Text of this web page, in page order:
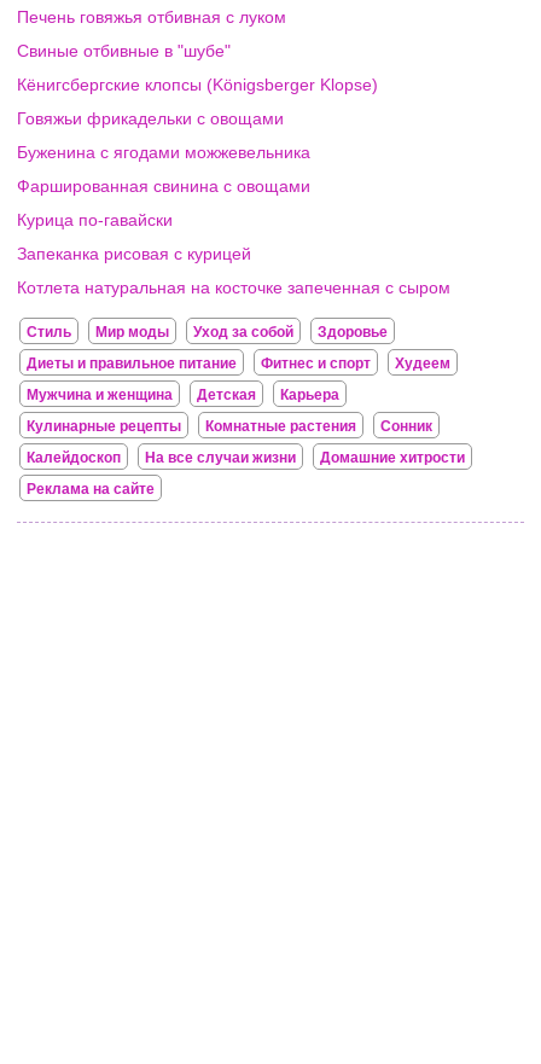
Печень говяжья отбивная с луком
Свиные отбивные в "шубе"
Кёнигсбергские клопсы (Königsberger Klopse)
Говяжьи фрикадельки с овощами
Буженина с ягодами можжевельника
Фаршированная свинина с овощами
Курица по-гавайски
Запеканка рисовая с курицей
Котлета натуральная на косточке запеченная с сыром
Стиль Мир моды Уход за собой
Здоровье
Диеты и правильное питание
Фитнес и спорт
Худеем
Мужчина и женщина
Детская
Карьера
Кулинарные рецепты
Комнатные растения
Сонник
Калейдоскоп
На все случаи жизни
Домашние хитрости
Реклама на сайте